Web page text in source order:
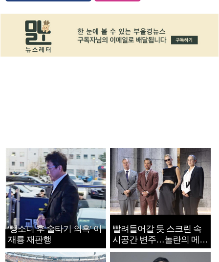
‘뺑소니 후 술타기 의혹’ 이
재룡 재판행
빨려들어갈 듯 스크린 속
시공간 변주…놀란의 메시
지는 ‘전쟁 속죄’